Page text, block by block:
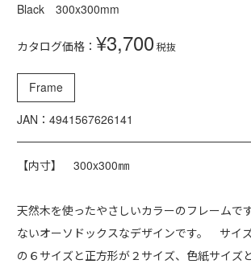
Black 300x300mm
カタログ価格： ¥3,700税抜
Frame
JAN：4941567626141
【内寸】 300x300㎜
天然木を使ったやさしいカラーのフレームで
ないオーソドックスなデザインです。 サイ
の６サイズと正方形が２サイズ、色紙サイズ